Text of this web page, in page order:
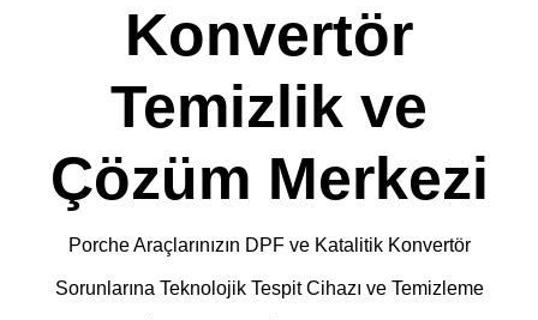
Konvertör
Temizlik ve
Çözüm Merkezi
Porche Araçlarınızın DPF ve Katalitik Konvertör
Sorunlarına Teknolojik Tespit Cihazı ve Temizleme